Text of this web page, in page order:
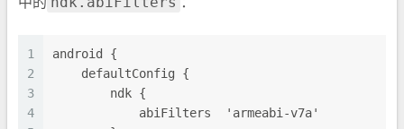
1
2
3
4
android {
    defaultConfig {
        ndk {
            abiFilters  'armeabi-v7a'